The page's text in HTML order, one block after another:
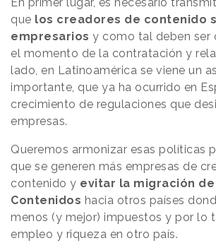
En primer lugar, es necesario
que los creadores de contenido
empresarios y como tal deben ser
el momento de la contratación y
lado, en Latinoamérica se viene un
importante, que ya ha ocurrido en
crecimiento de regulaciones que
empresas.
Queremos armonizar esas políticas
que se generen más empresas de
contenido y evitar la migración
Contenidos hacia otros países
menos (y mejor) impuestos y por lo
empleo y riqueza en otro país.